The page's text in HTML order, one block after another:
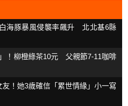
海豚暴風侵襲率飆升 北北基6縣
！柳橙綠茶10元 父親節7-11咖啡
！她3歲確信「累世情緣」小一寫